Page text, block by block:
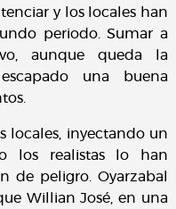
y los locales han
periodo. Sumar a
aunque queda la
una buena
locales, inyectando un
los realistas lo han
de peligro. Oyarzabal
Willian José, en una